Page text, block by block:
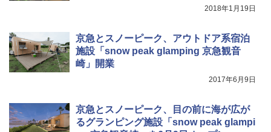
2018年1月19日
京急とスノーピーク、アウトドア系宿泊
施設「snow peak glamping 京急観音
崎」開業
2017年6月9日
京急とスノーピーク、目の前に海が広が
るグランピング施設「snow peak glampi